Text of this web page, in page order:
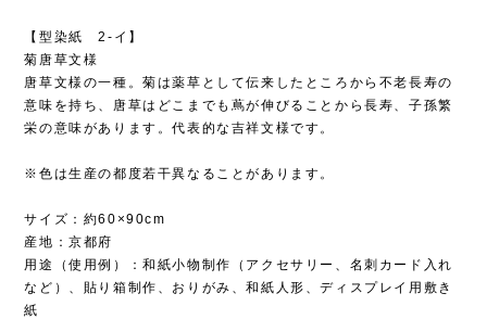
【型染紙 2-イ】
菊唐草文様
唐草文様の一種。菊は薬草として伝来したところから不老長寿の
意味を持ち、唐草はどこまでも蔦が伸びることから長寿、子孫繁
栄の意味があります。代表的な吉祥文様です。
※色は生産の都度若干異なることがあります。
サイズ：約60×90cm
産地：京都府
用途（使用例）：和紙小物制作（アクセサリー、名刺カード入れ
など）、貼り箱制作、おりがみ、和紙人形、ディスプレイ用敷き
紙